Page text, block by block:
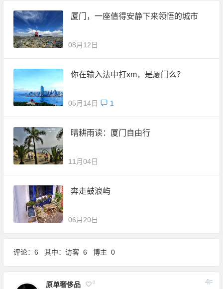
厦门，一座值得安静下来领悟的城市
08月12日
你在输入法中打xm，是厦门么？
05月14日 1
晴耕雨读：厦门自由行
11月04日
奔走鼓浪屿
06月20日
评论：6 其中：访客 6 博主 0
原单奢侈品 0 4F